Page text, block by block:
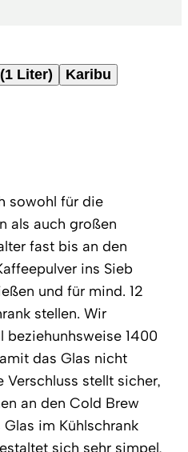
Liter) Karibu
sowohl für die
als auch großen
fast bis an den
ins Sieb
und für mind. 12
stellen. Wir
beziehunhsweise 1400
das Glas nicht
stellt sicher,
an den Cold Brew
im Kühlschrank
sich sehr simpel,